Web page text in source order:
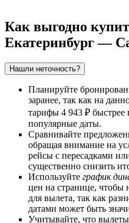
Как выгодно
Екатеринбург —
Нашли неточность?
Планируйте
заранее, так как на
тарифы 4 943 ₽ быстрее
популярные даты.
Сравнивайте
обращая внимание на
рейсы с пересадками
существенно снизить
Используйте график
цен на странице, чтобы
для вылета, так как
датами может быть
Учитывайте, что